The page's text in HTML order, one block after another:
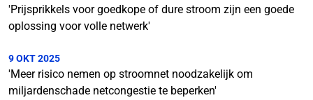
'Prijsprikkels voor goedkope of dure stroom zijn een goede
oplossing voor volle netwerk'
9 OKT 2025
'Meer risico nemen op stroomnet noodzakelijk om
miljardenschade netcongestie te beperken'